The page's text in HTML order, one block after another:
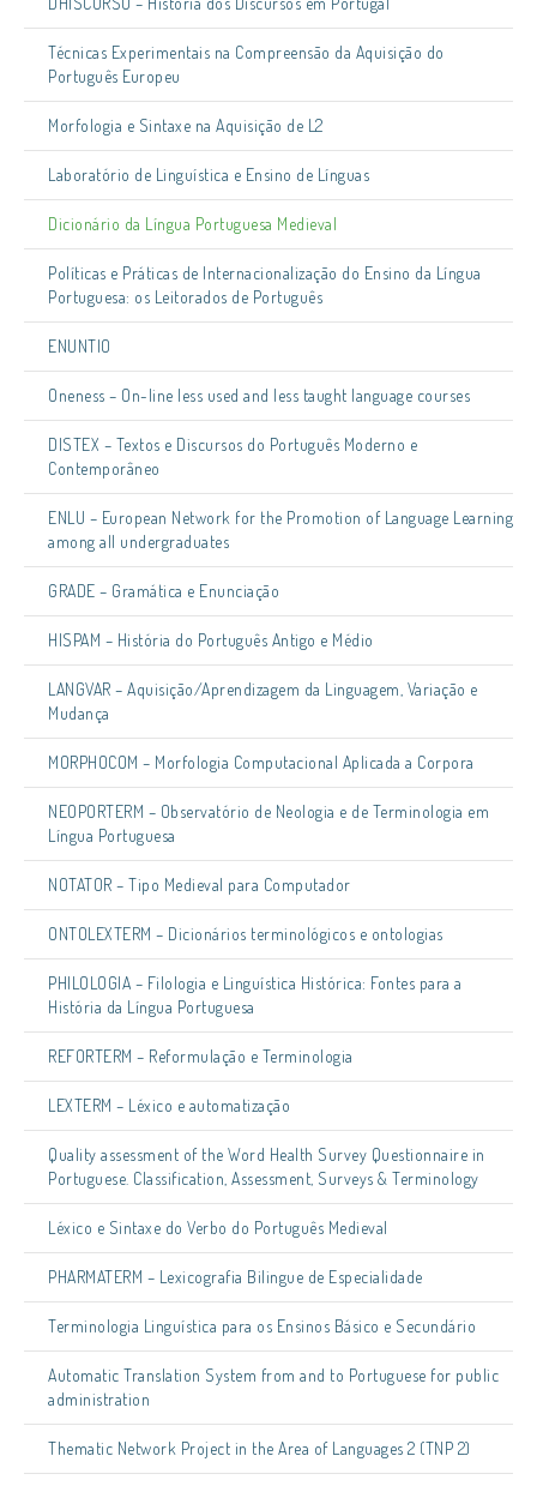
Técnicas Experimentais na Compreensão da Aquisição do
Português Europeu
Morfologia e Sintaxe na Aquisição de L2
Laboratório de Linguística e Ensino de Línguas
Dicionário da Língua Portuguesa Medieval
Políticas e Práticas de Internacionalização do Ensino da Língua
Portuguesa: os Leitorados de Português
ENUNTIO
Oneness – On-line less used and less taught language courses
DISTEX – Textos e Discursos do Português Moderno e
Contemporâneo
ENLU – European Network for the Promotion of Language Learning
among all undergraduates
GRADE – Gramática e Enunciação
HISPAM – História do Português Antigo e Médio
LANGVAR – Aquisição/Aprendizagem da Linguagem, Variação e
Mudança
MORPHOCOM – Morfologia Computacional Aplicada a Corpora
NEOPORTERM – Observatório de Neologia e de Terminologia em
Língua Portuguesa
NOTATOR – Tipo Medieval para Computador
ONTOLEXTERM – Dicionários terminológicos e ontologias
PHILOLOGIA – Filologia e Linguística Histórica: Fontes para a
História da Língua Portuguesa
REFORTERM – Reformulação e Terminologia
LEXTERM – Léxico e automatização
Quality assessment of the Word Health Survey Questionnaire in
Portuguese. Classification, Assessment, Surveys & Terminology
Léxico e Sintaxe do Verbo do Português Medieval
PHARMATERM – Lexicografia Bilingue de Especialidade
Terminologia Linguística para os Ensinos Básico e Secundário
Automatic Translation System from and to Portuguese for public
administration
Thematic Network Project in the Area of Languages 2 (TNP 2)